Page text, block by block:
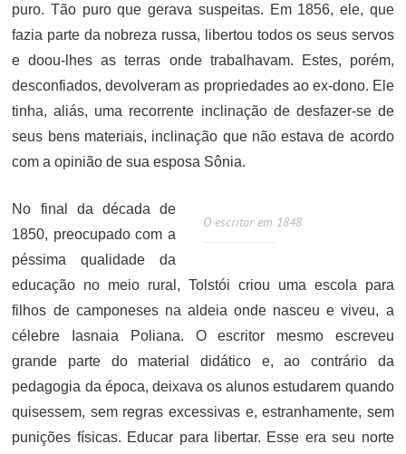
puro. Tão puro que gerava suspeitas. Em 1856, ele, que
fazia parte da nobreza russa, libertou todos os seus servos
e doou-lhes as terras onde trabalhavam. Estes, porém,
desconfiados, devolveram as propriedades ao ex-dono. Ele
tinha, aliás, uma recorrente inclinação de desfazer-se de
seus bens materiais, inclinação que não estava de acordo
com a opinião de sua esposa Sônia.
O escritor em 1848
No final da década de
1850, preocupado com a
péssima qualidade da
educação no meio rural, Tolstói criou uma escola para
filhos de camponeses na aldeia onde nasceu e viveu, a
célebre Iasnaia Poliana. O escritor mesmo escreveu
grande parte do material didático e, ao contrário da
pedagogia da época, deixava os alunos estudarem quando
quisessem, sem regras excessivas e, estranhamente, sem
punições físicas. Educar para libertar. Esse era seu norte